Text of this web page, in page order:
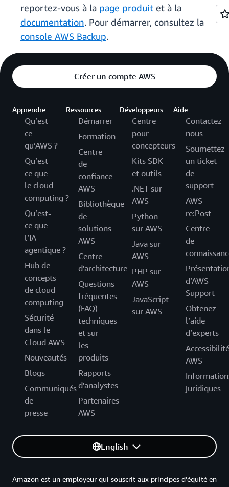
reportez-vous à la page produit et à la
documentation. Pour démarrer, consultez la
console AWS Backup.
Créer un compte AWS
Apprendre
Qu’est-
ce
qu’AWS ?
Qu’est-
ce que
le cloud
computing ?
Qu’est-
ce que
l’IA
agentique ?
Hub de
concepts
de cloud
computing
Sécurité
dans le
Cloud AWS
Nouveautés
Blogs
Communiqués
de
presse
Ressources
Démarrer
Formation
Centre
de
confiance
AWS
Bibliothèque
de
solutions
AWS
Centre
d'architecture
Questions
fréquentes
(FAQ)
techniques
et sur
les
produits
Rapports
d'analystes
Partenaires
AWS
Développeurs
Centre
pour
concepteurs
Kits SDK
et outils
.NET sur
AWS
Python
sur AWS
Java sur
AWS
PHP sur
AWS
JavaScript
sur AWS
Aide
Contactez-
nous
Soumettez
un ticket
de
support
AWS
re:Post
Centre
de
d’AWS
Support
Obtenez
l’aide
d’experts
Accessibilité
AWS
juridiques
English
Amazon est un employeur qui souscrit aux principes d’équité en